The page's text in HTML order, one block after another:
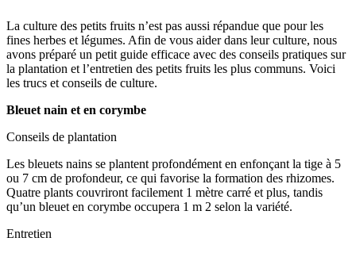
La culture des petits fruits n’est pas aussi répandue que pour les
fines herbes et légumes. Afin de vous aider dans leur culture, nous
avons préparé un petit guide efficace avec des conseils pratiques sur
la plantation et l’entretien des petits fruits les plus communs. Voici
les trucs et conseils de culture.
Bleuet nain et en corymbe
Conseils de plantation
Les bleuets nains se plantent profondément en enfonçant la tige à 5
ou 7 cm de profondeur, ce qui favorise la formation des rhizomes.
Quatre plants couvriront facilement 1 mètre carré et plus, tandis
qu’un bleuet en corymbe occupera 1 m 2 selon la variété.
Entretien